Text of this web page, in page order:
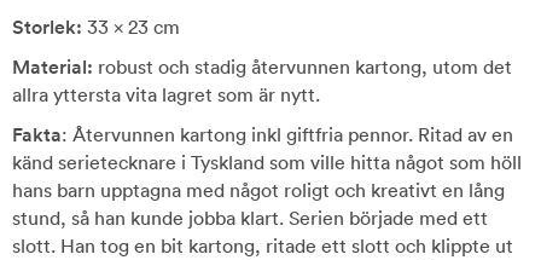
Storlek: 33 x 23 cm
Material: robust och stadig återvunnen kartong, utom det
allra yttersta vita lagret som är nytt.
Fakta: Återvunnen kartong inkl giftfria pennor. Ritad av en
känd serietecknare i Tyskland som ville hitta något som höll
hans barn upptagna med något roligt och kreativt en lång
stund, så han kunde jobba klart. Serien började med ett
slott. Han tog en bit kartong, ritade ett slott och klippte ut